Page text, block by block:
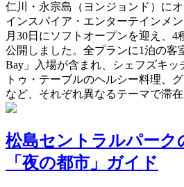
仁川・永宗島（ヨンジョンド）に
インスパイア・エンターテインメ
月30日にソフトオープンを迎え、4
公開しました。全プランに1泊の客
Bay」入場が含まれ、シェフズキッ
トゥ・テーブルのヘルシー料理、
など、それぞれ異なるテーマで滞在
松島セントラルパーク
「夜の都市」ガイド